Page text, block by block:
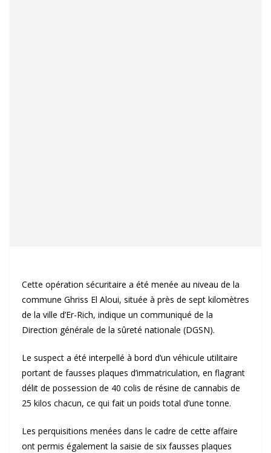
Cette opération sécuritaire a été menée au niveau de la
commune Ghriss El Aloui, située à près de sept kilomètres
de la ville d’Er-Rich, indique un communiqué de la
Direction générale de la sûreté nationale (DGSN).
Le suspect a été interpellé à bord d’un véhicule utilitaire
portant de fausses plaques d’immatriculation, en flagrant
délit de possession de 40 colis de résine de cannabis de
25 kilos chacun, ce qui fait un poids total d’une tonne.
Les perquisitions menées dans le cadre de cette affaire
ont permis également la saisie de six fausses plaques